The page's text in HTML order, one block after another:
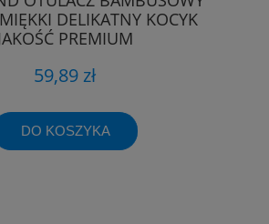
DELIKATNY KOCYK
PREMIUM
59,89 zł
DO KOSZYKA